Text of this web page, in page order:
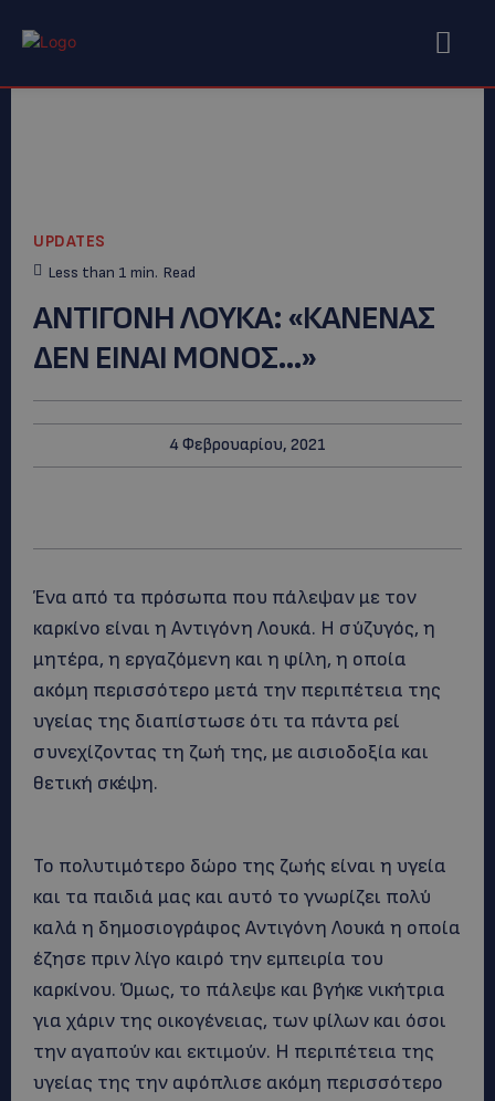
UPDATES
Less than 1 min. Read
ΑΝΤΙΓΟΝΗ ΛΟΥΚΑ: «ΚΑΝΕΝΑΣ
ΔΕΝ ΕΙΝΑΙ ΜΟΝΟΣ…»
4 Φεβρουαρίου, 2021
Ένα από τα πρόσωπα που πάλεψαν με τον
καρκίνο είναι η Αντιγόνη Λουκά. Η σύζυγός, η
μητέρα, η εργαζόμενη και η φίλη, η οποία
ακόμη περισσότερο μετά την περιπέτεια της
υγείας της διαπίστωσε ότι τα πάντα ρεί
συνεχίζοντας τη ζωή της, με αισιοδοξία και
θετική σκέψη.
Το πολυτιμότερο δώρο της ζωής είναι η υγεία
και τα παιδιά μας και αυτό το γνωρίζει πολύ
καλά η δημοσιογράφος Αντιγόνη Λουκά η οποία
έζησε πριν λίγο καιρό την εμπειρία του
καρκίνου. Όμως, το πάλεψε και βγήκε νικήτρια
για χάριν της οικογένειας, των φίλων και όσοι
την αγαπούν και εκτιμούν. Η περιπέτεια της
υγείας της την αφόπλισε ακόμη περισσότερο